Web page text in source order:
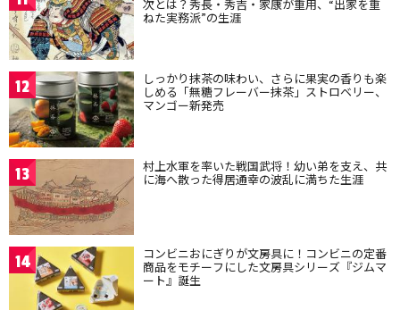
次とは？秀長・秀吉・家康が重用、“出家を重
ねた実務派”の生涯
12 しっかり抹茶の味わい、さらに果実の香りも楽
しめる「無糖フレーバー抹茶」ストロベリー、
マンゴー新発売
13 村上水軍を率いた戦国武将！幼い弟を支え、共
に海へ散った得居通幸の波乱に満ちた生涯
14 コンビニおにぎりが文房具に！コンビニの定番
商品をモチーフにした文房具シリーズ『ジムマ
ート』誕生